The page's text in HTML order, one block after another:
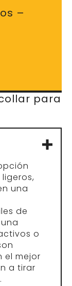
–
para
una
de
o
el mejor
a tirar